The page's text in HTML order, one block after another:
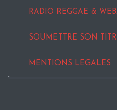
RADIO REGGAE &
SOUMETTRE SON
MENTIONS LEGALES